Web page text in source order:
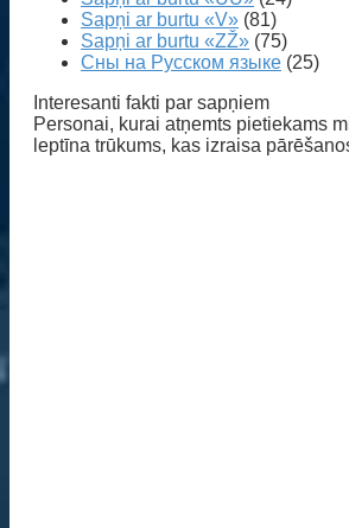
Sapņi ar burtu «V» (81)
Sapņi ar burtu «ZŽ» (75)
Сны на Русском языке (25)
Interesanti fakti par sapņiem
Personai, kurai atņemts pietiekams
leptīna trūkums, kas izraisa